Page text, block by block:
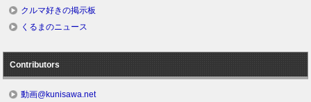
クルマ好きの掲示板
くるまのニュース
Contributors
動画@kunisawa.net